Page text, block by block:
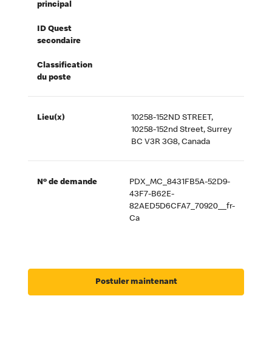
principal
ID Quest
secondaire
Classification
du poste
Lieu(x)
10258-152ND STREET,
10258-152nd Street, Surrey
BC V3R 3G8, Canada
Nº de demande
PDX_MC_8431FB5A-52D9-
43F7-B62E-
82AED5D6CFA7_70920__fr-
Ca
Postuler maintenant